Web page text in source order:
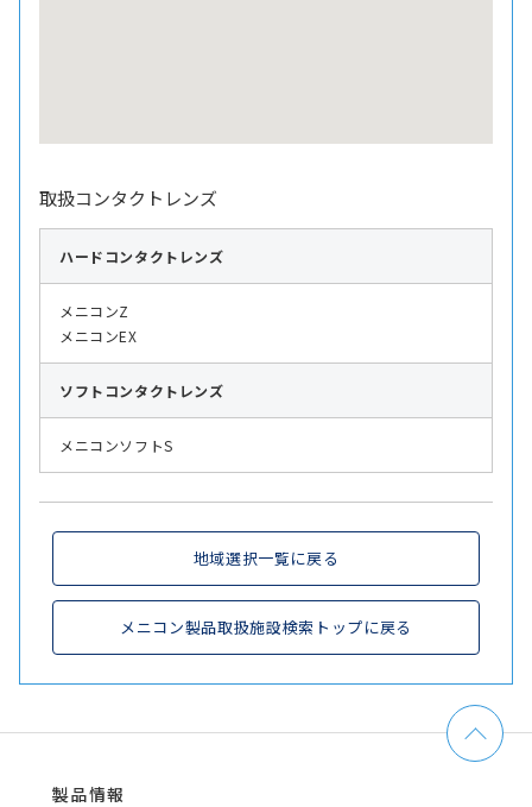
取扱コンタクトレンズ
ハード コンタクトレンズ
メニコンZ
メニコンEX
ソフト コンタクトレンズ
メニコンソフトS
地域選択一覧に戻る
メニコン製品取扱施設検索トップに戻る
製品情報